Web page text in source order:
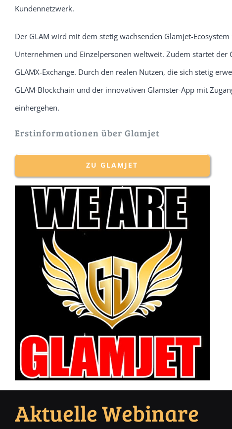
Kundennetzwerk.
Der GLAM wird mit dem stetig wachsenden Glamjet-
Unternehmen und Einzelpersonen weltweit. Zudem startet der
GLAMX-Exchange. Durch den realen Nutzen, die sich stetig
GLAM-Blockchain und der innovativen Glamster-App mit
einhergehen.
Erstinformationen über Glamjet
ZU GLAMJET
Aktuelle Webinare